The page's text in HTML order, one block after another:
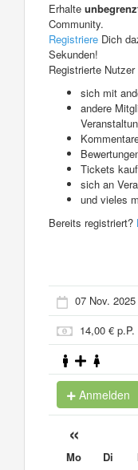
Erhalte
Community.
Registriere Dich
Sekunden!
Registrierte Nutzer
sich mit
andere
Tickets
sich an
und vieles
Bereits registriert?
07 Nov.
14,00 € p.P.
Anmelden
«
Mo Di